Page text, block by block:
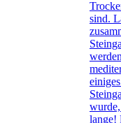
sind.
lange!